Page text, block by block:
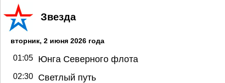
Звезда
вторник, 2 июня 2026 года
01:05 Юнга Северного флота
02:30 Светлый путь